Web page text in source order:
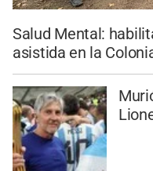
Salud Mental:
asistida en la